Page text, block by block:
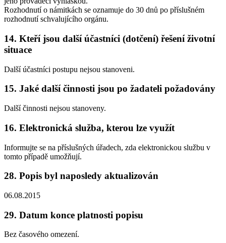
Rozhodnutí o námitkách se oznamuje do 30 dnů po příslušném
rozhodnutí schvalujícího orgánu.
14. Kteří jsou další účastníci (dotčení) řešení životní
situace
Další účastníci postupu nejsou stanoveni.
15. Jaké další činnosti jsou po žadateli požadovány
Další činnosti nejsou stanoveny.
16. Elektronická služba, kterou lze využít
Informujte se na příslušných úřadech, zda elektronickou službu v
tomto případě umožňují.
28. Popis byl naposledy aktualizován
06.08.2015
29. Datum konce platnosti popisu
Bez časového omezení.